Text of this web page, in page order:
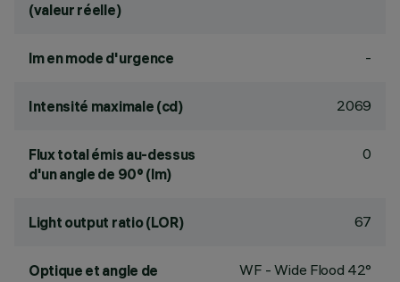
(valeur réelle)
lm en mode d'urgence -
Intensité maximale (cd) 2069
Flux total émis au-dessus
d'un angle de 90° (lm)
0
Light output ratio (LOR) 67
Optique et angle de
WF - Wide Flood 42°